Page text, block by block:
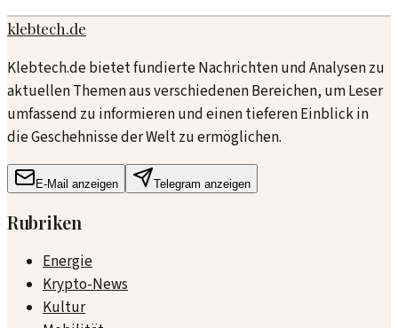
klebtech.de
Klebtech.de bietet fundierte Nachrichten und Analysen zu
aktuellen Themen aus verschiedenen Bereichen, um Leser
umfassend zu informieren und einen tieferen Einblick in
die Geschehnisse der Welt zu ermöglichen.
E-Mail anzeigen Telegram anzeigen
Rubriken
Energie
Krypto-News
Kultur